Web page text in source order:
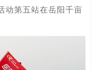
动第五站在岳阳千亩